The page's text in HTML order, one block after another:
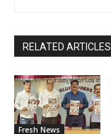
RELATED ARTICLES
Fresh News